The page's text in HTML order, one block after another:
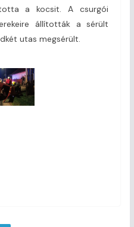
a kocsit. A csurgói
állították a sérült
utas megsérült.